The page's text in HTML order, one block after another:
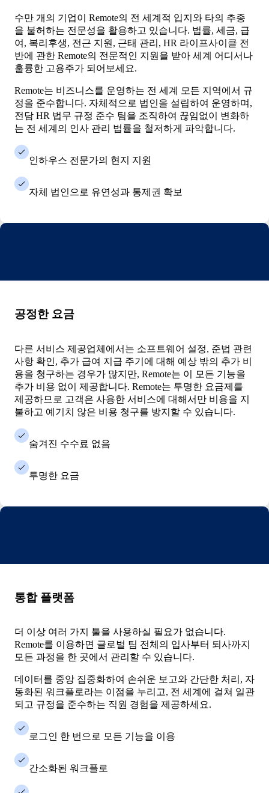
수만 개의 기업이 Remote의 전 세계적 입지와 타의 추종
을 불허하는 전문성을 활용하고 있습니다. 법률, 세금, 급
여, 복리후생, 전근 지원, 근태 관리, HR 라이프사이클 전
반에 관한 Remote의 전문적인 지원을 받아 세계 어디서나
훌륭한 고용주가 되어보세요.
Remote는 비즈니스를 운영하는 전 세계 모든 지역에서 규
정을 준수합니다. 자체적으로 법인을 설립하여 운영하며,
전담 HR 법무 규정 준수 팀을 조직하여 끊임없이 변화하
는 전 세계의 인사 관리 법률을 철저하게 파악합니다.
인하우스 전문가의 현지 지원
자체 법인으로 유연성과 통제권 확보
공정한 요금
다른 서비스 제공업체에서는 소프트웨어 설정, 준법 관련
사항 확인, 추가 급여 지급 주기에 대해 예상 밖의 추가 비
용을 청구하는 경우가 많지만, Remote는 이 모든 기능을
추가 비용 없이 제공합니다. Remote는 투명한 요금제를
제공하므로 고객은 사용한 서비스에 대해서만 비용을 지
불하고 예기치 않은 비용 청구를 방지할 수 있습니다.
숨겨진 수수료 없음
투명한 요금
통합 플랫폼
더 이상 여러 가지 툴을 사용하실 필요가 없습니다.
Remote를 이용하면 글로벌 팀 전체의 입사부터 퇴사까지
모든 과정을 한 곳에서 관리할 수 있습니다.
데이터를 중앙 집중화하여 손쉬운 보고와 간단한 처리, 자
동화된 워크플로라는 이점을 누리고, 전 세계에 걸쳐 일관
되고 규정을 준수하는 직원 경험을 제공하세요.
로그인 한 번으로 모든 기능을 이용
간소화된 워크플로